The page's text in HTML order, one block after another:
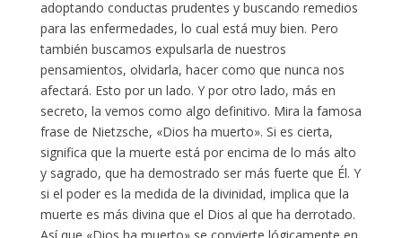
adoptando conductas prudentes y buscando remedios
para las enfermedades, lo cual está muy bien. Pero
también buscamos expulsarla de nuestros
pensamientos, olvidarla, hacer como que nunca nos
afectará. Esto por un lado. Y por otro lado, más en
secreto, la vemos como algo definitivo. Mira la famosa
frase de Nietzsche, «Dios ha muerto». Si es cierta,
significa que la muerte está por encima de lo más alto
y sagrado, que ha demostrado ser más fuerte que Él. Y
si el poder es la medida de la divinidad, implica que la
muerte es más divina que el Dios al que ha derrotado.
Así que «Dios ha muerto» se convierte lógicamente en